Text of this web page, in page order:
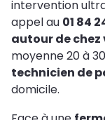
intervention
appel au 01 84
autour de chez
moyenne 20 à
technicien de
domicile.